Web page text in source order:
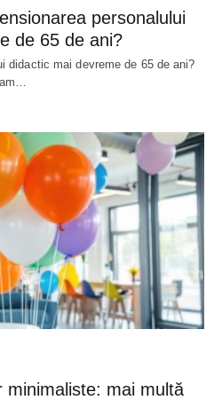
personalului
de 65 de ani?
didactic mai devreme de 65 de ani?
minimaliste: mai multă